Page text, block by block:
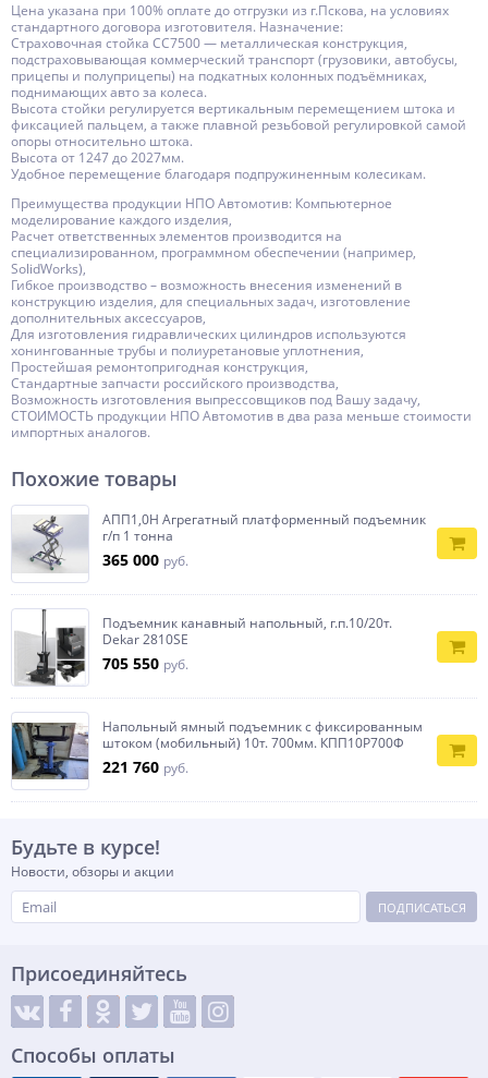
Цена указана при 100% оплате до отгрузки из г.Пскова, на условиях
стандартного договора изготовителя. Назначение:
Страховочная стойка СС7500 — металлическая конструкция,
подстраховывающая коммерческий транспорт (грузовики, автобусы,
прицепы и полуприцепы) на подкатных колонных подъёмниках,
поднимающих авто за колеса.
Высота стойки регулируется вертикальным перемещением штока и
фиксацией пальцем, а также плавной резьбовой регулировкой самой
опоры относительно штока.
Высота от 1247 до 2027мм.
Удобное перемещение благодаря подпружиненным колесикам.
Преимущества продукции НПО Автомотив: Компьютерное
моделирование каждого изделия,
Расчет ответственных элементов производится на
специализированном, программном обеспечении (например,
SolidWorks),
Гибкое производство – возможность внесения изменений в
конструкцию изделия, для специальных задач, изготовление
дополнительных аксессуаров,
Для изготовления гидравлических цилиндров используются
хонингованные трубы и полиуретановые уплотнения,
Простейшая ремонтопригодная конструкция,
Стандартные запчасти российского производства,
Возможность изготовления выпрессовщиков под Вашу задачу,
СТОИМОСТЬ продукции НПО Автомотив в два раза меньше стоимости
импортных аналогов.
Похожие товары
АПП1,0Н Агрегатный платформенный подъемник
г/п 1 тонна
365 000 руб.
Подъемник канавный напольный, г.п.10/20т.
Dekar 2810SE
705 550 руб.
Напольный ямный подъемник с фиксированным
штоком (мобильный) 10т. 700мм. КПП10Р700Ф
221 760 руб.
Будьте в курсе!
Новости, обзоры и акции
ПОДПИСАТЬСЯ
Присоединяйтесь
Способы оплаты